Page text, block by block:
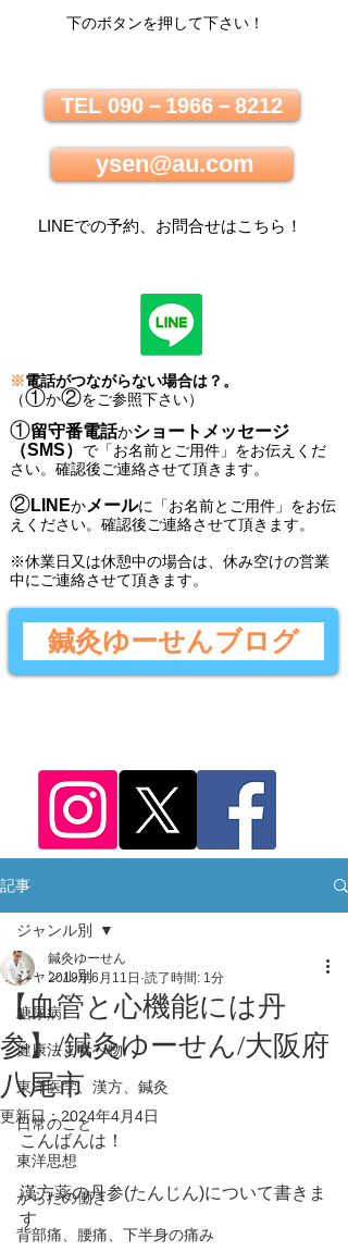
下のボタンを押して下さい！
TEL 090－1966－8212
ysen@au.com
LINEでの予約、お問合せはこちら ！
※電話がつながらない場合は？。
（①か②をご参照下さい）
①留守番電話かショートメッセージ
（SMS） で 「お名前とご用件 」 をお伝えくだ
さい。 確認後ご連絡させて頂きます。
②LINEかメールに 「お名前とご用件 」 をお伝
えください。 確認後ご連絡させて頂きます。
​※休業日又は休憩中の場合は、休み空けの営業
中にご連絡させて頂きます。
鍼灸ゆーせんブログ
記事
ジャンル別
糖尿病
健康法、食べ物
東洋医学、漢方、鍼灸
日常のこと
東洋思想
からだの働き
背部痛、腰痛、下半身の痛み
ジャンル別
【血管と心機能には丹
参】/鍼灸ゆーせん/大阪府
八尾市
鍼灸ゆーせん
2019年6月11日 読了時間: 1分
更新日：2024年4月4日
こんばんは！
漢方薬の丹参(たんじん)について書きま
す